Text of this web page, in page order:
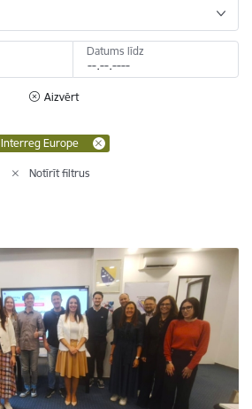
Datums līdz
Aizvērt
Interreg Europe
Notīrīt filtrus